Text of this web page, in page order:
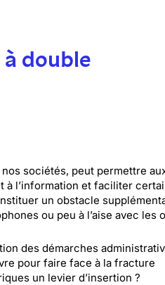
double
sociétés, peut permettre
à l’information et faciliter
un obstacle
ou peu à l’aise avec les
des démarches
pour faire face à la fracture
un levier d’insertion ?